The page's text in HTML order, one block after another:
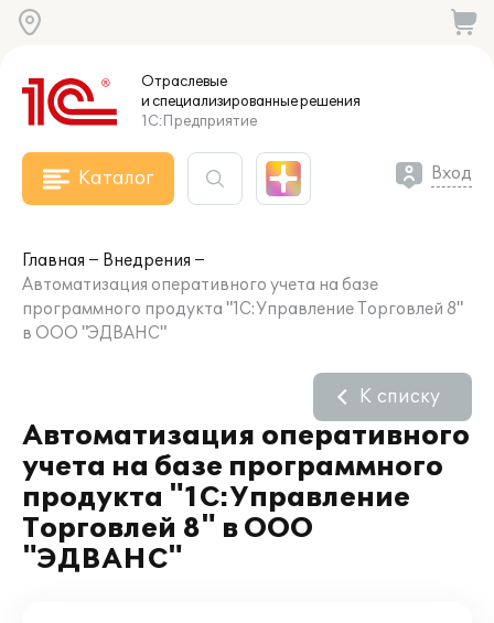
Отраслевые
и специализированныерешения
1С:Предприятие
Каталог Вход
Главная
Внедрения
Автоматизация оперативного учета на базе
программного продукта "1С:Управление Торговлей 8"
в ООО "ЭДВАНС"
Автоматизация оперативного
учета на базе программного
продукта "1С:Управление
Торговлей 8" в ООО
"ЭДВАНС"
К списку